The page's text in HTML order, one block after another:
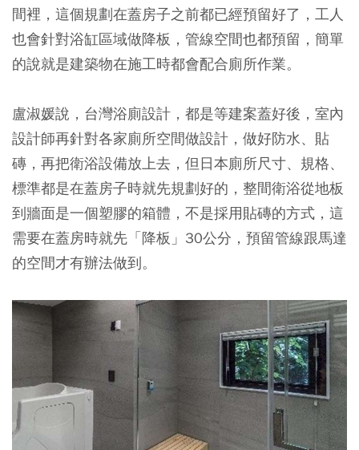
間裡，這個規劃在蓋房子之前都已經預留好了，工人
也會針對浴缸區域做降板，管線空間也都預留，簡單
的說就是建築物在施工時都會配合廁所作業。
盧淑媛說，台灣浴廁設計，都是等建案蓋好後，室內
設計師再針對各家廁所空間做設計，做好防水、貼
磚，再把衛浴設備放上去，但日本廁所尺寸、規格、
標準都是在蓋房子時就先規劃好的，整間衛浴從地板
到牆面是一個塑膠的箱體，不是採用貼磚的方式，這
需要在蓋房時就先「降板」30公分，預留管線跟馬達
的空間才有辦法做到。